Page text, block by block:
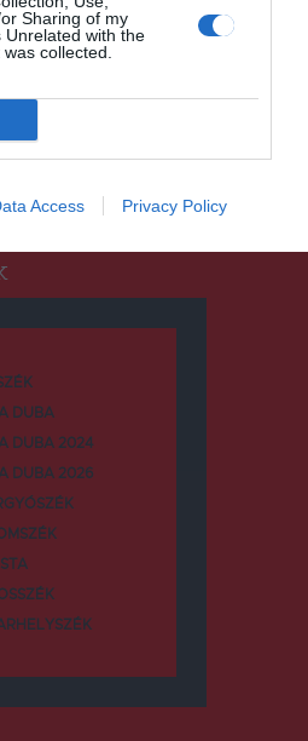
Sharing of my
Unrelated with the
collected.
Access Privacy Policy
DUBA
DUBA 2024
DUBA 2026